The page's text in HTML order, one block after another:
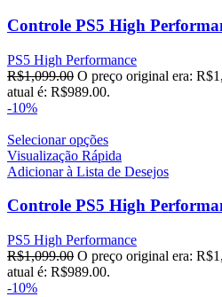
Controle PS5 High
PS5 High Performance
R$1,099.00 O preço original era:
atual é: R$989.00.
-10%
Selecionar opções
Visualização Rápida
Adicionar à Lista de Desejos
Controle PS5 High
PS5 High Performance
R$1,099.00 O preço original era:
atual é: R$989.00.
-10%